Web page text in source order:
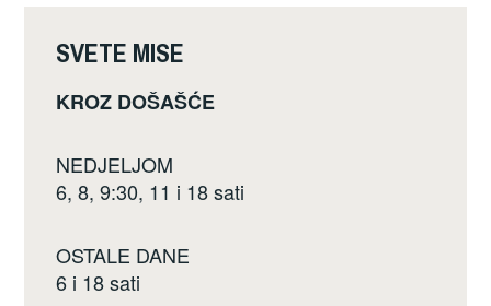
k
SVETE MISE
KROZ DOŠAŠĆE
NEDJELJOM
6, 8, 9:30, 11 i 18 sati
OSTALE DANE
6 i 18 sati